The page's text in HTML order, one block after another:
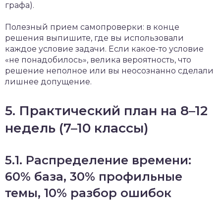
графа).
Полезный прием самопроверки: в конце
решения выпишите, где вы использовали
каждое условие задачи. Если какое-то условие
«не понадобилось», велика вероятность, что
решение неполное или вы неосознанно сделали
лишнее допущение.
5. Практический план на 8–12
недель (7–10 классы)
5.1. Распределение времени:
60% база, 30% профильные
темы, 10% разбор ошибок